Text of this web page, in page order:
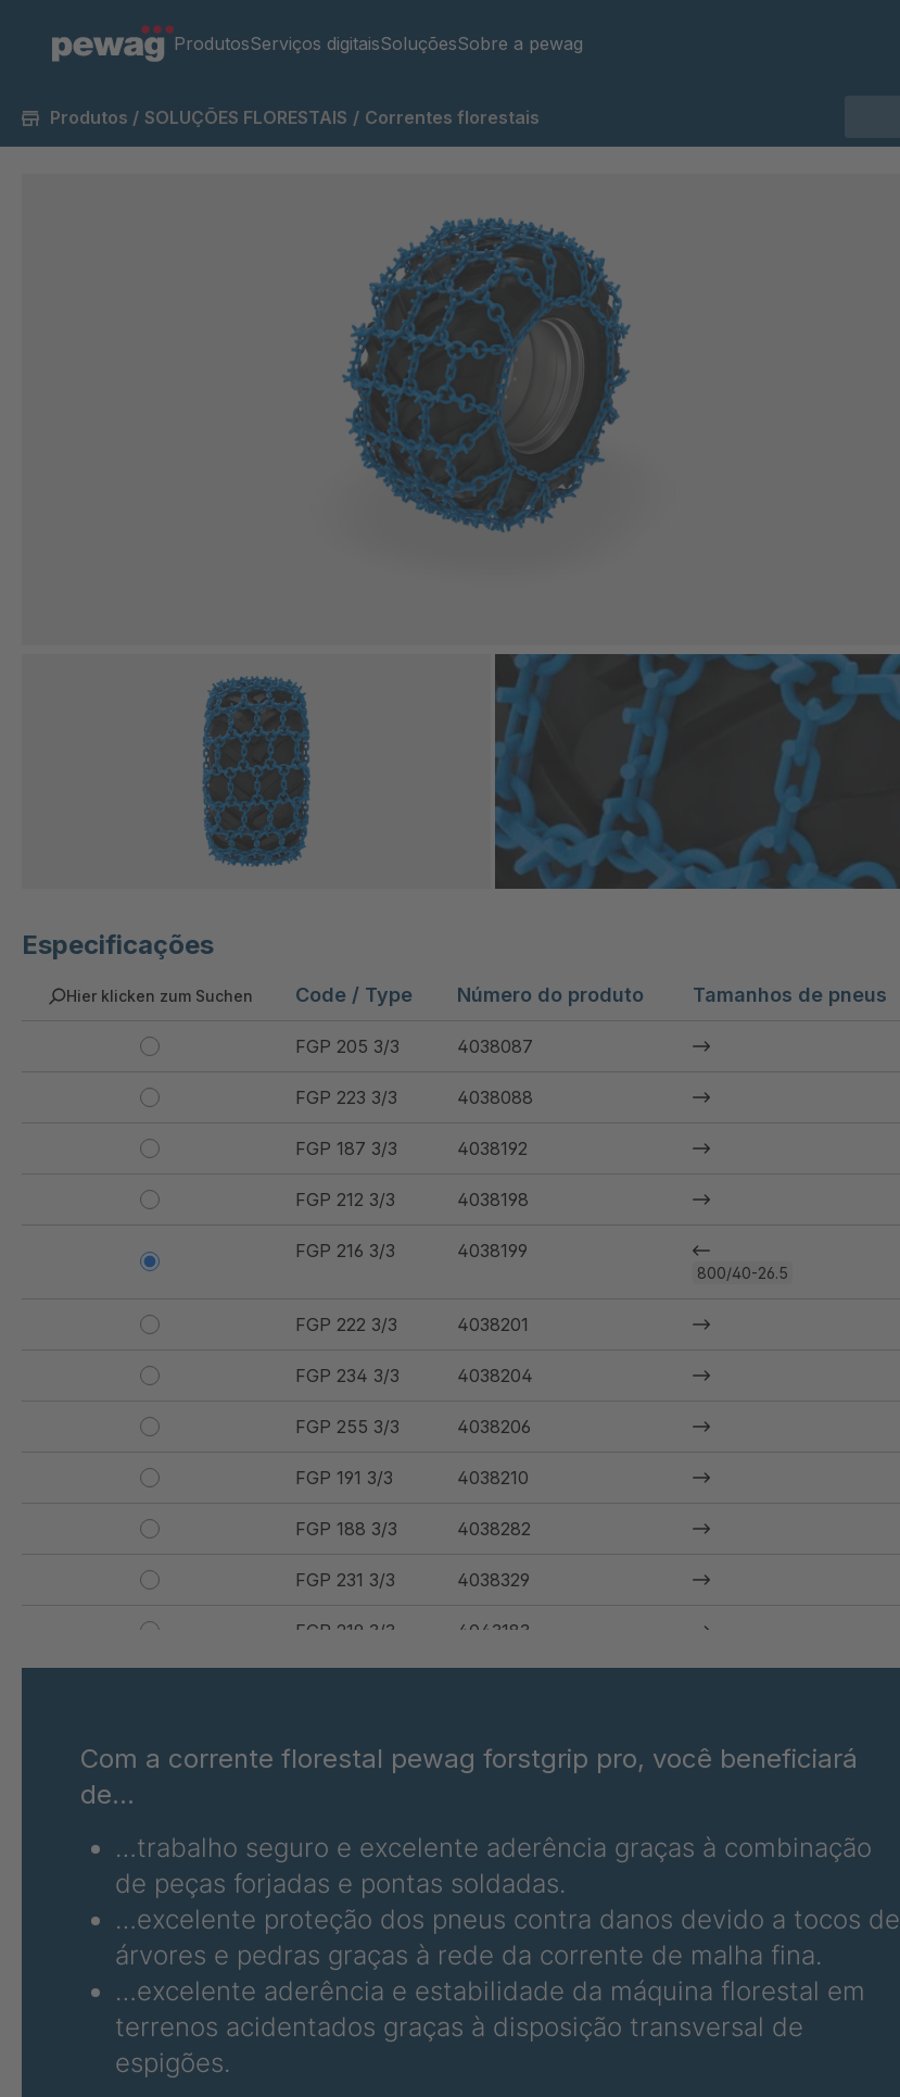
ProdutosServiços digitaisSoluçõesSobre a pewag
Produtos / SOLUÇÕES FLORESTAIS / Correntes florestais
Especificações
Hier klicken zum Suchen Code / Type Número do produto Tamanhos de pneus
FGP 205 3/3 4038087
FGP 223 3/3 4038088
FGP 187 3/3 4038192
FGP 212 3/3 4038198
FGP 216 3/3 4038199
800/40-26.5
FGP 222 3/3 4038201
FGP 234 3/3 4038204
FGP 255 3/3 4038206
FGP 191 3/3 4038210
FGP 188 3/3 4038282
FGP 231 3/3 4038329
FGP 219 3/3 4043183
4064174
FGP 267 3/3 4064264
FGP 232 3/3
FGP 206 3/3 4099198
Com a corrente florestal pewag forstgrip pro, você beneficiará
de...
…trabalho seguro e excelente aderência graças à combinação
de peças forjadas e pontas soldadas.
…excelente proteção dos pneus contra danos devido a tocos de
árvores e pedras graças à rede da corrente de malha fina.
…excelente aderência e estabilidade da máquina florestal em
terrenos acidentados graças à disposição transversal de
espigões.